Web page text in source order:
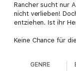
Rancher sucht nur
nicht verlieben!
entziehen. Ist ihr
Keine Chance für
fasziniert ihn nur,
GENRE